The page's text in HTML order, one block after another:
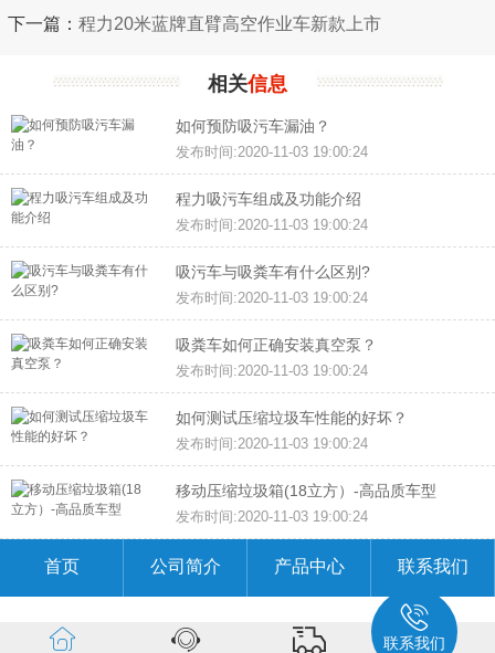
下一篇： 程力20米蓝牌直臂高空作业车新款上市
相关信息
如何预防吸污车漏油？
发布时间:2020-11-03 19:00:24
程力吸污车组成及功能介绍
发布时间:2020-11-03 19:00:24
吸污车与吸粪车有什么区别?
发布时间:2020-11-03 19:00:24
吸粪车如何正确安装真空泵？
发布时间:2020-11-03 19:00:24
如何测试压缩垃圾车性能的好坏？
发布时间:2020-11-03 19:00:24
移动压缩垃圾箱(18立方）-高品质车型
发布时间:2020-11-03 19:00:24
首页 公司简介 产品中心 联系我们
联系我们